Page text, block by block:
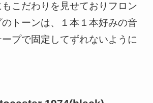
もこだわりを見せておりフロン
のトーンは、１本１本好みの音
プで固定してずれないように